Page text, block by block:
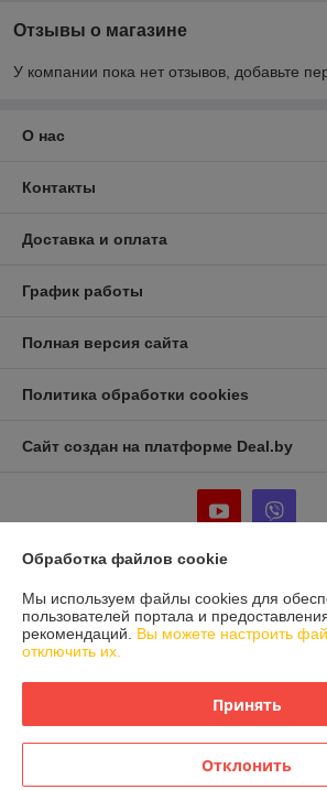
Отзывы о магазине
У компании пока нет отзывов, добавьте
О нас
Контакты
Доставка и оплата
График работы
Полная версия сайта
Политика обработки cookies
Сайт создан на платформе Deal.by
Информация для покупателя
Юридическое лицо:Частное предприятие
220007, РБ, г. Минск, ул. Фабрициуса 8, офис 1
Регистрационный номер ЕГР: 192555222
Регистрационный орган: Мингорисполком
Дата регистрации компании: 26.10.2015
Обработка файлов cookie
Мы используем файлы cookies для
пользователей портала и
рекомендаций. Вы можете настроить
отключить их.
Принять
Отклонить